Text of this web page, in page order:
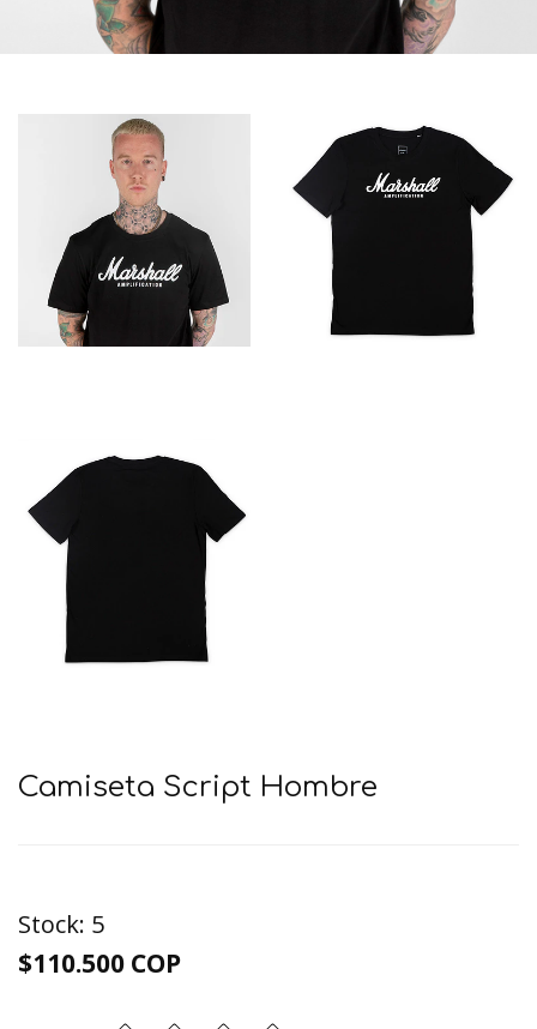
Camiseta Script Hombre
Stock: 5
$110.500 COP